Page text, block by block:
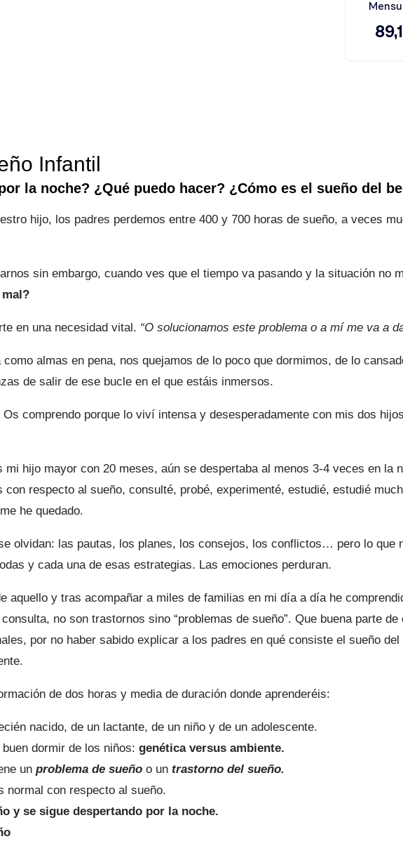
Infantil
la noche? ¿Qué puedo hacer? ¿Cómo es el sueño del
hijo, los padres perdemos entre 400 y 700 horas de sueño, a veces
sin embargo, cuando ves que el tiempo va pasando y la situación no
en una necesidad vital. “O solucionamos este problema o a mí me va a
almas en pena, nos quejamos de lo poco que dormimos, de lo
de salir de ese bucle en el que estáis inmersos.
comprendo porque lo viví intensa y desesperadamente con mis dos
mi hijo mayor con 20 meses, aún se despertaba al menos 3-4 veces en
con respecto al sueño, consulté, probé, experimenté, estudié, estudié
he quedado.
olvidan: las pautas, los planes, los consejos, los conflictos… pero lo que
y cada una de esas estrategias. Las emociones perduran.
aquello y tras acompañar a miles de familias en mi día a día he
no son trastornos sino “problemas de sueño”. Que buena parte
por no haber sabido explicar a los padres en qué consiste el sueño
de dos horas y media de duración donde aprenderéis:
nacido, de un lactante, de un niño y de un adolescente.
dormir de los niños: genética versus ambiente.
un problema de sueñoo un trastorno del sueño.
normal con respecto al sueño.
y se sigue despertando por la noche.